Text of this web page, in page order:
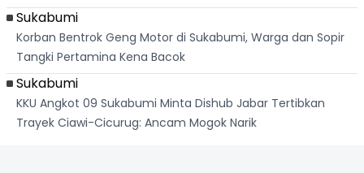
Sukabumi
Korban Bentrok Geng Motor di Sukabumi, Warga dan Sopir
Tangki Pertamina Kena Bacok
Sukabumi
KKU Angkot 09 Sukabumi Minta Dishub Jabar Tertibkan
Trayek Ciawi-Cicurug: Ancam Mogok Narik